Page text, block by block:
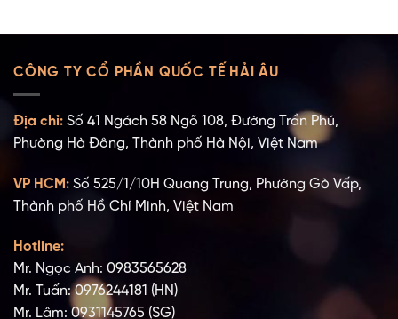
CÔNG TY CỔ PHẦN QUỐC TẾ HẢI ÂU
Địa chỉ: Số 41 Ngách 58 Ngõ 108, Đường Trần Phú,
Phường Hà Đông, Thành phố Hà Nội, Việt Nam
VP HCM: Số 525/1/10H Quang Trung, Phường Gò Vấp,
Thành phố Hồ Chí Minh, Việt Nam
Hotline:
Mr. Ngọc Anh: 0983565628
Mr. Tuấn: 0976244181 (HN)
Mr. Lâm: 0931145765 (SG)